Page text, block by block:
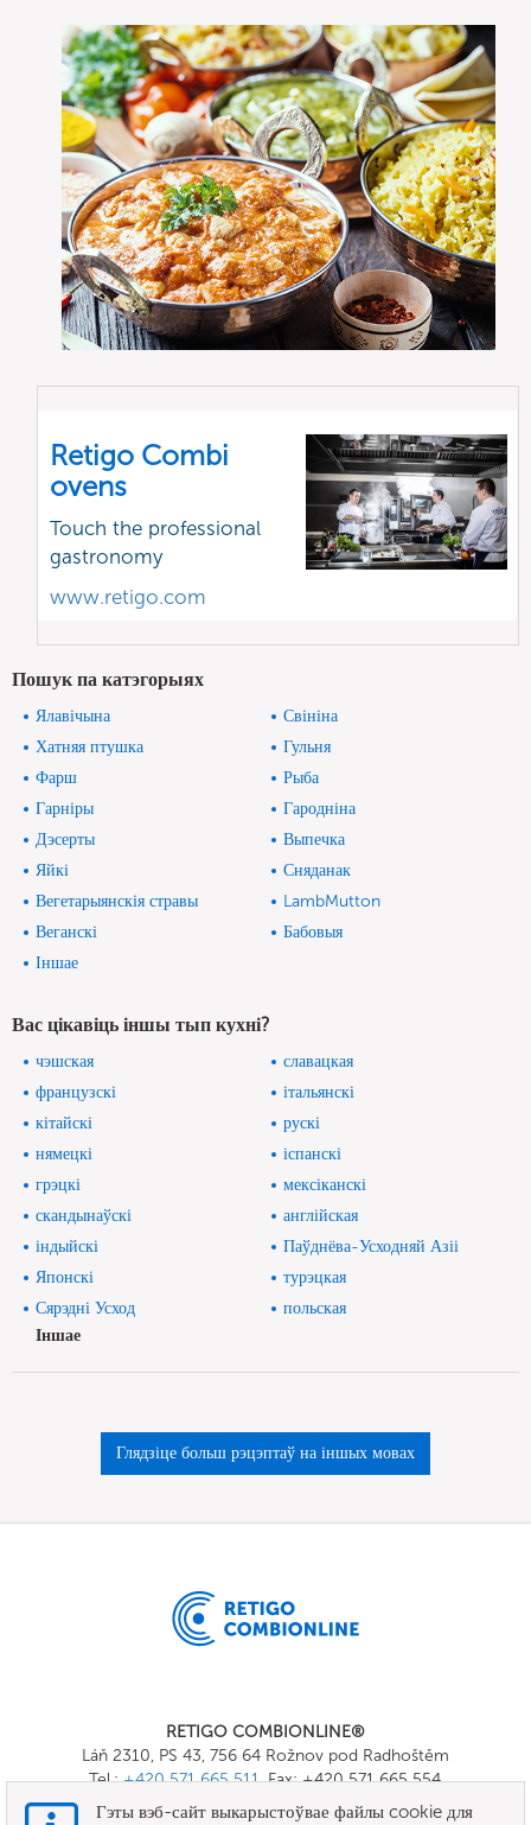
Retigo Combi
ovens
Touch the professional
gastronomy
www.retigo.com
Пошук па катэгорыях
Ялавічына
Свініна
Хатняя птушка
Гульня
Фарш
Рыба
Гарніры
Гародніна
Дэсерты
Выпечка
Яйкі
Сняданак
Вегетарыянскія стравы
LambMutton
Веганскі
Бабовыя
Іншае
Вас цікавіць іншы тып кухні?
чэшская
славацкая
французскі
італьянскі
кітайскі
рускі
нямецкі
іспанскі
грэцкі
мексіканскі
скандынаўскі
англійская
індыйскі
Паўднёва-Усходняй Азіі
Японскі
турэцкая
Сярэдні Усход
польская
Іншае
Глядзіце больш рэцэптаў на іншых мовах
RETIGO COMBIONLINE®
Láň 2310, PS 43, 756 64 Rožnov pod Radhoštěm
Tel.:+420 571 665 511, Fax: +420 571 665 554
E-mail:
info@combionline.com
Гэты вэб-сайт выкарыстоўвае файлы cookie для